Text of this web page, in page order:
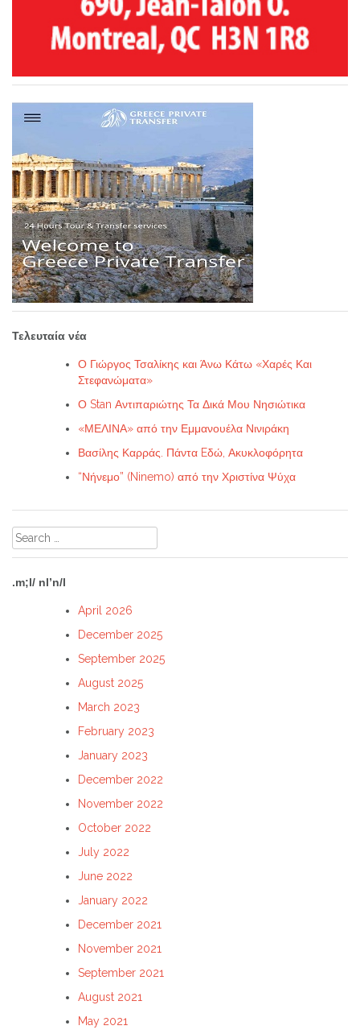
Τελευταία νέα
Ο Γιώργος Τσαλίκης και Άνω Κάτω «Χαρές Και
Στεφανώματα»
Ο Stan Αντιπαριώτης Τα Δικά Μου Νησιώτικα
«ΜΕΛΙΝΑ» από την Εμμανουέλα Νινιράκη
Βασίλης Καρράς. Πάντα Eδώ, Ακυκλοφόρητα
“Νήνεμο” (Ninemo) από την Χριστίνα Ψύχα
Search
for:
.m;l/ nl’n/l
April 2026
December 2025
September 2025
August 2025
March 2023
February 2023
January 2023
December 2022
November 2022
October 2022
July 2022
June 2022
January 2022
December 2021
November 2021
September 2021
August 2021
May 2021